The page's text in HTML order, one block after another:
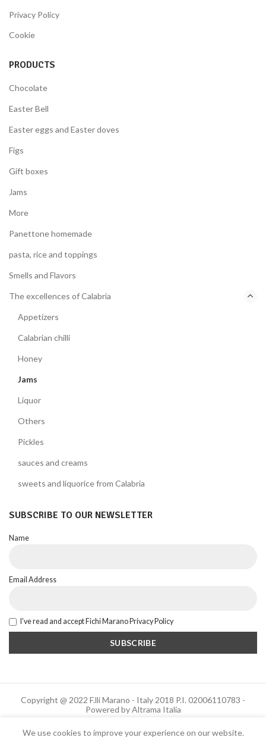
Privacy Policy
Cookie
PRODUCTS
Chocolate
Easter Bell
Easter eggs and Easter doves
Figs
Gift boxes
Jams
More
Panettone homemade
pasta, rice and toppings
Smells and Flavors
The excellences of Calabria
Appetizers
Calabrian chilli
Honey
Jams
Liquor
Others
Pickles
sauces and creams
sweets and liquorice from Calabria
SUBSCRIBE TO OUR NEWSLETTER
Name
Email Address
I've read and accept Fichi Marano Privacy Policy
Copyright @ 2022 F.lli Marano - Italy 2018 P.I. 02006110783 -
Powered by Altrama Italia
We use cookies to improve your experience on our website.